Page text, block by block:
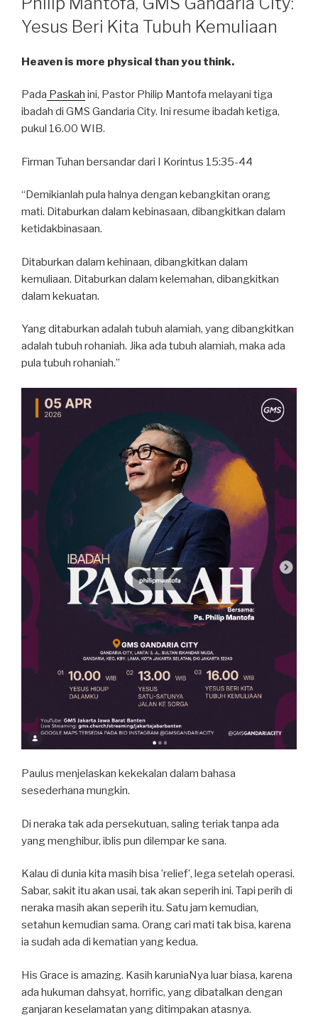
Yesus Beri Kita Tubuh Kemuliaan
Heaven is more physical than you think.
Pada Paskah ini, Pastor Philip Mantofa melayani tiga
ibadah di GMS Gandaria City. Ini resume ibadah ketiga,
pukul 16.00 WIB.
Firman Tuhan bersandar dari I Korintus 15:35-44
“Demikianlah pula halnya dengan kebangkitan orang
mati. Ditaburkan dalam kebinasaan, dibangkitkan dalam
ketidakbinasaan.
Ditaburkan dalam kehinaan, dibangkitkan dalam
kemuliaan. Ditaburkan dalam kelemahan, dibangkitkan
dalam kekuatan.
Yang ditaburkan adalah tubuh alamiah, yang dibangkitkan
adalah tubuh rohaniah. Jika ada tubuh alamiah, maka ada
pula tubuh rohaniah.”
Paulus menjelaskan kekekalan dalam bahasa
sesederhana mungkin.
Di neraka tak ada persekutuan, saling teriak tanpa ada
yang menghibur, iblis pun dilempar ke sana.
Kalau di dunia kita masih bisa ’relief’, lega setelah operasi.
Sabar, sakit itu akan usai, tak akan seperih ini. Tapi perih di
neraka masih akan seperih itu. Satu jam kemudian,
setahun kemudian sama. Orang cari mati tak bisa, karena
ia sudah ada di kematian yang kedua.
His Grace is amazing. Kasih karuniaNya luar biasa, karena
ada hukuman dahsyat, horrific, yang dibatalkan dengan
ganjaran keselamatan yang ditimpakan atasnya.